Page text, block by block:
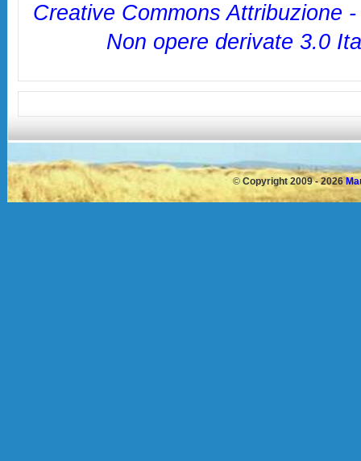
Creative Commons Attribuzione
Non opere derivate 3.0
© Copyright 2009 - 2026